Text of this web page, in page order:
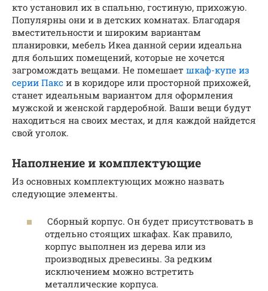
кто установил их в спальню, гостиную, прихожую.
Популярны они и в детских комнатах. Благодаря
вместительности и широким вариантам
планировки, мебель Икеа данной серии идеальна
для больших помещений, которые не хочется
загромождать вещами. Не помешает шкаф-купе из
серии Пакс и в коридоре или просторной прихожей,
станет идеальным вариантом для оформления
мужской и женской гардеробной. Ваши вещи будут
находиться на своих местах, и для каждой найдется
свой уголок.
Наполнение и комплектующие
Из основных комплектующих можно назвать
следующие элементы.
Сборный корпус. Он будет присутствовать в
отдельно стоящих шкафах. Как правило,
корпус выполнен из дерева или из
производных древесины. За редким
исключением можно встретить
металлические корпуса.